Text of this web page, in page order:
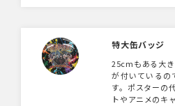
特大缶バッジ
25cmもある大
が付いているの
す。ポスターの
トやアニメのキ